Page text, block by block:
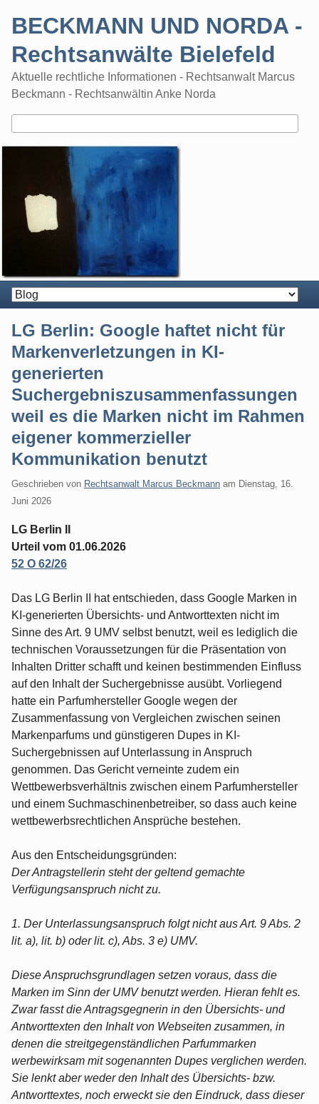
BECKMANN UND NORDA -
Rechtsanwälte Bielefeld
Aktuelle rechtliche Informationen - Rechtsanwalt Marcus
Beckmann - Rechtsanwältin Anke Norda
LG Berlin: Google haftet nicht für
Markenverletzungen in KI-
generierten
Suchergebniszusammenfassungen
weil es die Marken nicht im Rahmen
eigener kommerzieller
Kommunikation benutzt
Geschrieben von Rechtsanwalt Marcus Beckmann am Dienstag, 16.
Juni 2026
LG Berlin II
Urteil vom 01.06.2026
52 O 62/26
Das LG Berlin II hat entschieden, dass Google Marken in
KI-generierten Übersichts- und Antworttexten nicht im
Sinne des Art. 9 UMV selbst benutzt, weil es lediglich die
technischen Voraussetzungen für die Präsentation von
Inhalten Dritter schafft und keinen bestimmenden Einfluss
auf den Inhalt der Suchergebnisse ausübt. Vorliegend
hatte ein Parfumhersteller Google wegen der
Zusammenfassung von Vergleichen zwischen seinen
Markenparfums und günstigeren Dupes in KI-
Suchergebnissen auf Unterlassung in Anspruch
genommen. Das Gericht verneinte zudem ein
Wettbewerbsverhältnis zwischen einem Parfumhersteller
und einem Suchmaschinenbetreiber, so dass auch keine
wettbewerbsrechtlichen Ansprüche bestehen.
Aus den Entscheidungsgründen:
Der Antragstellerin steht der geltend gemachte
Verfügungsanspruch nicht zu.
1. Der Unterlassungsanspruch folgt nicht aus Art. 9 Abs. 2
lit. a), lit. b) oder lit. c), Abs. 3 e) UMV.
Diese Anspruchsgrundlagen setzen voraus, dass die
Marken im Sinn der UMV benutzt werden. Hieran fehlt es.
Zwar fasst die Antragsgegnerin in den Übersichts- und
Antworttexten den Inhalt von Webseiten zusammen, in
denen die streitgegenständlichen Parfummarken
werbewirksam mit sogenannten Dupes verglichen werden.
Sie lenkt aber weder den Inhalt des Übersichts- bzw.
Antworttextes, noch erweckt sie den Eindruck, dass dieser